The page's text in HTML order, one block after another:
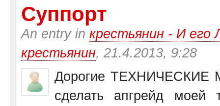
Суппорт
An entry in крестьянин - И
крестьянин, 21.4.2013, 9:28
Дорогие ТЕХНИЧЕСКИЕ
сделать апгрейд моей